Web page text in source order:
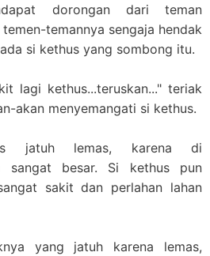
dorongan dari teman
temannya sengaja hendak
si kethus yang sombong itu.
lagi kethus...teruskan..." teriak
akan menyemangati si kethus.
jatuh lemas, karena di
sangat besar. Si kethus pun
sakit dan perlahan lahan
yang jatuh karena lemas,